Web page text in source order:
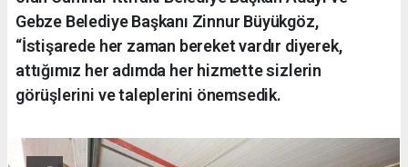
Gebze Belediye Başkanı Zinnur Büyükgöz,
“İstişarede her zaman bereket vardır diyerek,
attığımız her adımda her hizmette sizlerin
görüşlerini ve taleplerini önemsedik.